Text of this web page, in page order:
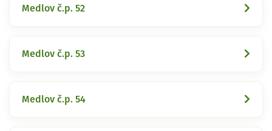
Medlov č.p. 52
Medlov č.p. 53
Medlov č.p. 54